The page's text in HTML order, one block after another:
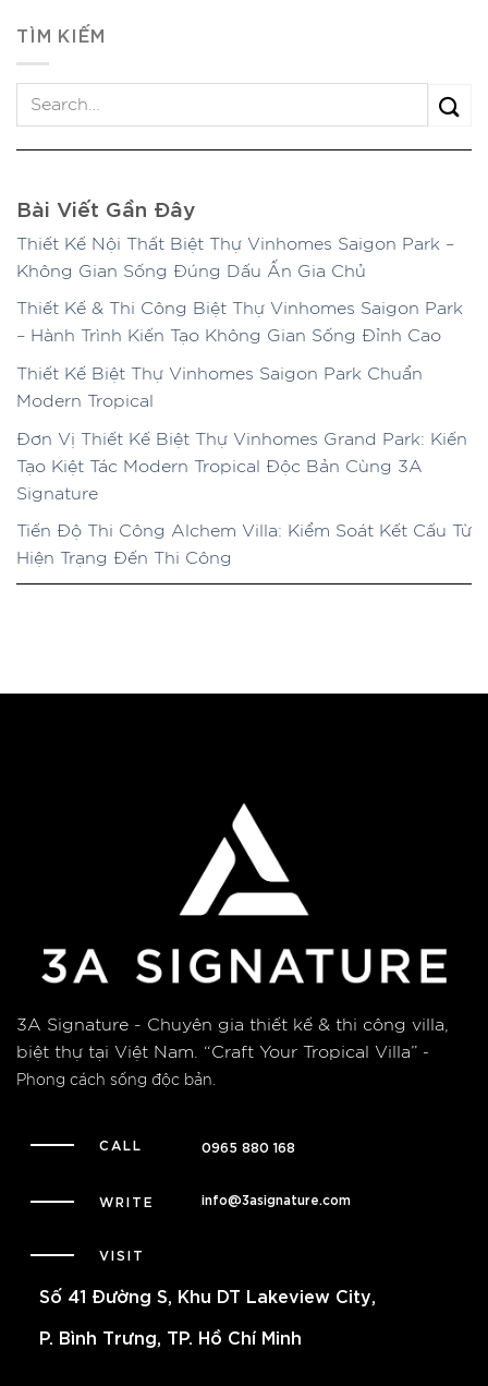
TÌM KIẾM
Bài Viết Gần Đây
Thiết Kế Nội Thất Biệt Thự Vinhomes Saigon Park –
Không Gian Sống Đúng Dấu Ấn Gia Chủ
Thiết Kế & Thi Công Biệt Thự Vinhomes Saigon Park
– Hành Trình Kiến Tạo Không Gian Sống Đỉnh Cao
Thiết Kế Biệt Thự Vinhomes Saigon Park Chuẩn
Modern Tropical
Đơn Vị Thiết Kế Biệt Thự Vinhomes Grand Park: Kiến
Tạo Kiệt Tác Modern Tropical Độc Bản Cùng 3A
Signature
Tiến Độ Thi Công Alchem Villa: Kiểm Soát Kết Cấu Từ
Hiện Trạng Đến Thi Công
3A Signature - Chuyên gia thiết kế & thi công villa,
biệt thự tại Việt Nam. “Craft Your Tropical Villa” -
Phong cách sống độc bản.
CALL 0965 880 168
WRITE info@3asignature.com
VISIT
Số 41 Đường S, Khu DT Lakeview City,
P. Bình Trưng, TP. Hồ Chí Minh